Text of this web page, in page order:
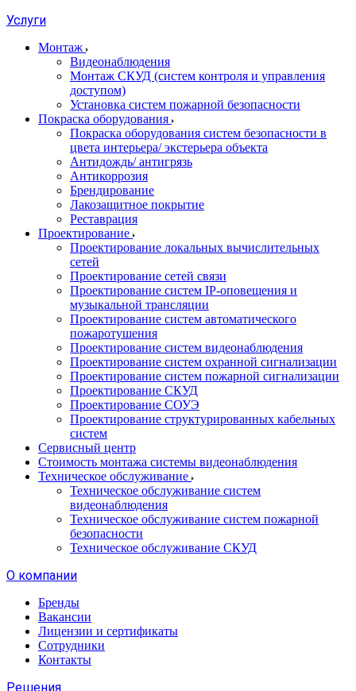
Услуги
Монтаж
Видеонаблюдения
Монтаж СКУД (систем контроля и управления
доступом)
Установка систем пожарной безопасности
Покраска оборудования
Покраска оборудования систем безопасности в
цвета интерьера/ экстерьера объекта
Антидождь/ антигрязь
Антикоррозия
Брендирование
Лакозащитное покрытие
Реставрация
Проектирование
Проектирование локальных вычислительных
сетей
Проектирование сетей связи
Проектирование систем IP-оповещения и
музыкальной трансляции
Проектирование систем автоматического
пожаротушения
Проектирование систем видеонаблюдения
Проектирование систем охранной сигнализации
Проектирование систем пожарной сигнализации
Проектирование СКУД
Проектирование СОУЭ
Проектирование структурированных кабельных
систем
Сервисный центр
Стоимость монтажа системы видеонаблюдения
Техническое обслуживание
Техническое обслуживание систем
видеонаблюдения
Техническое обслуживание систем пожарной
безопасности
Техническое обслуживание СКУД
О компании
Бренды
Вакансии
Лицензии и сертификаты
Сотрудники
Контакты
Решения